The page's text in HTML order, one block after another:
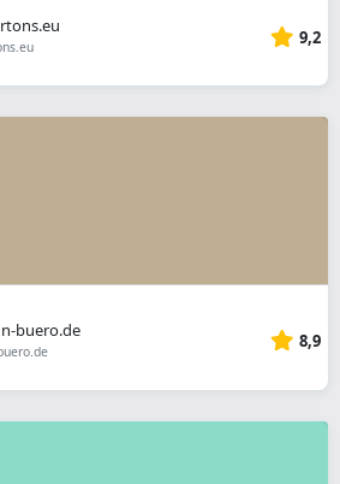
9,2
buero.de
8,9